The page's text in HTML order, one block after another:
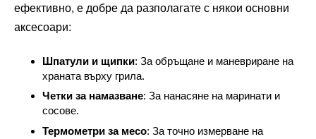
ефективно, е добре да разполагате с някои основни
аксесоари:
Шпатули и щипки: За обръщане и маневриране на
храната върху грила.
Четки за намазване: За нанасяне на маринати и
сосове.
Термометри за месо: За точно измерване на